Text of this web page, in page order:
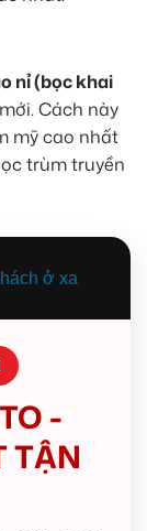
nỉ (bọc khai
Cách này
mỹ cao nhất
trùm truyền
-
TẬN